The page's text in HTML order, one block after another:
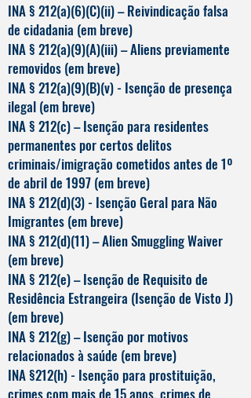
INA § 212(a)(6)(C)(ii) – Reivindicação falsa
de cidadania (em breve)
INA § 212(a)(9)(A)(iii) – Aliens previamente
removidos (em breve)
INA § 212(a)(9)(B)(v) - Isenção de presença
ilegal (em breve)
INA § 212(c) – Isenção para residentes
permanentes por certos delitos
criminais/imigração cometidos antes de 1º
de abril de 1997 (em breve)
INA § 212(d)(3) - Isenção Geral para Não
Imigrantes (em breve)
INA § 212(d)(11) – Alien Smuggling Waiver
(em breve)
INA § 212(e) – Isenção de Requisito de
Residência Estrangeira (Isenção de Visto J)
(em breve)
INA § 212(g) – Isenção por motivos
relacionados à saúde (em breve)
INA §212(h) - Isenção para prostituição,
crimes com mais de 15 anos, crimes de